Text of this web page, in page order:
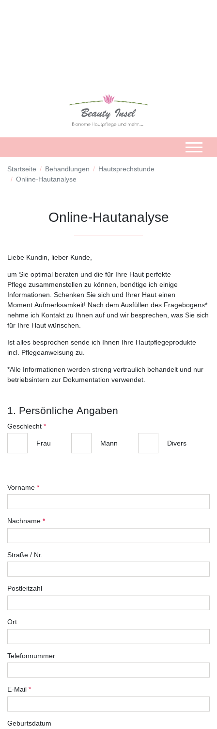
Startseite Behandlungen
Hautsprechstunde
Online-Hautanalyse
Online-Hautanalyse
Liebe Kundin, lieber Kunde,
um Sie optimal beraten und die für Ihre Haut perfekte
Pflege zusammenstellen zu können, benötige ich einige
Informationen. Schenken Sie sich und Ihrer Haut einen
Moment Aufmerksamkeit! Nach dem Ausfüllen des Fragebogens*
nehme ich Kontakt zu Ihnen auf und wir besprechen, was Sie sich
für Ihre Haut wünschen.
Ist alles besprochen sende ich Ihnen Ihre Hautpflegeprodukte
incl. Pflegeanweisung zu.
*Alle Informationen werden streng vertraulich behandelt und nur
betriebsintern zur Dokumentation verwendet.
1. Persönliche Angaben
Geschlecht *
Frau Mann Divers
Vorname *
Nachname *
Straße / Nr.
Postleitzahl
Ort
Telefonnummer
E-Mail *
Geburtsdatum